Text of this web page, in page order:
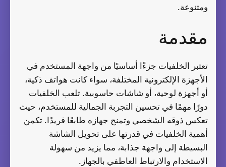
ومتنوعة.
مقدمة
تعتبر الخلفيات جزءًا أساسيًا من واجهة المستخدم في
الأجهزة الإلكترونية المختلفة، سواء كانت هواتف ذكية،
أو أجهزة لوحية، أو شاشات حاسوبية. تلعب الخلفيات
دورًا مهمًا في تحسين التجربة الجمالية للمستخدم، حيث
تعكس ذوقه الشخصي وتمنح جهازه طابعًا فريدًا. تكمن
أهمية الخلفيات في قدرتها على تحويل الشاشة
البسيطة إلى واجهة جذابة، مما يزيد من سهولة
الاستخدام والارتباط العاطفي بالجهاز.